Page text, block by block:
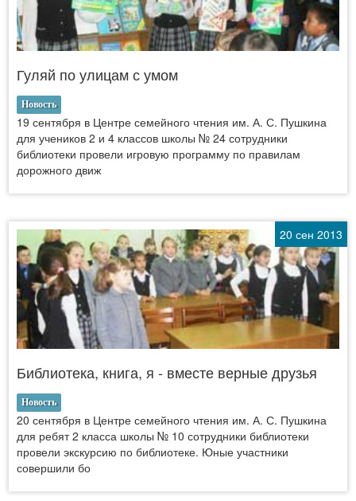
Гуляй по улицам с умом
Новость
19 сентября в Центре семейного чтения им. А. С. Пушкина
для учеников 2 и 4 классов школы № 24 сотрудники
библиотеки провели игровую программу по правилам
дорожного движ
20 сен 2013
Библиотека, книга, я - вместе верные друзья
Новость
20 сентября в Центре семейного чтения им. А. С. Пушкина
для ребят 2 класса школы № 10 сотрудники библиотеки
провели экскурсию по библиотеке. Юные участники
совершили бо